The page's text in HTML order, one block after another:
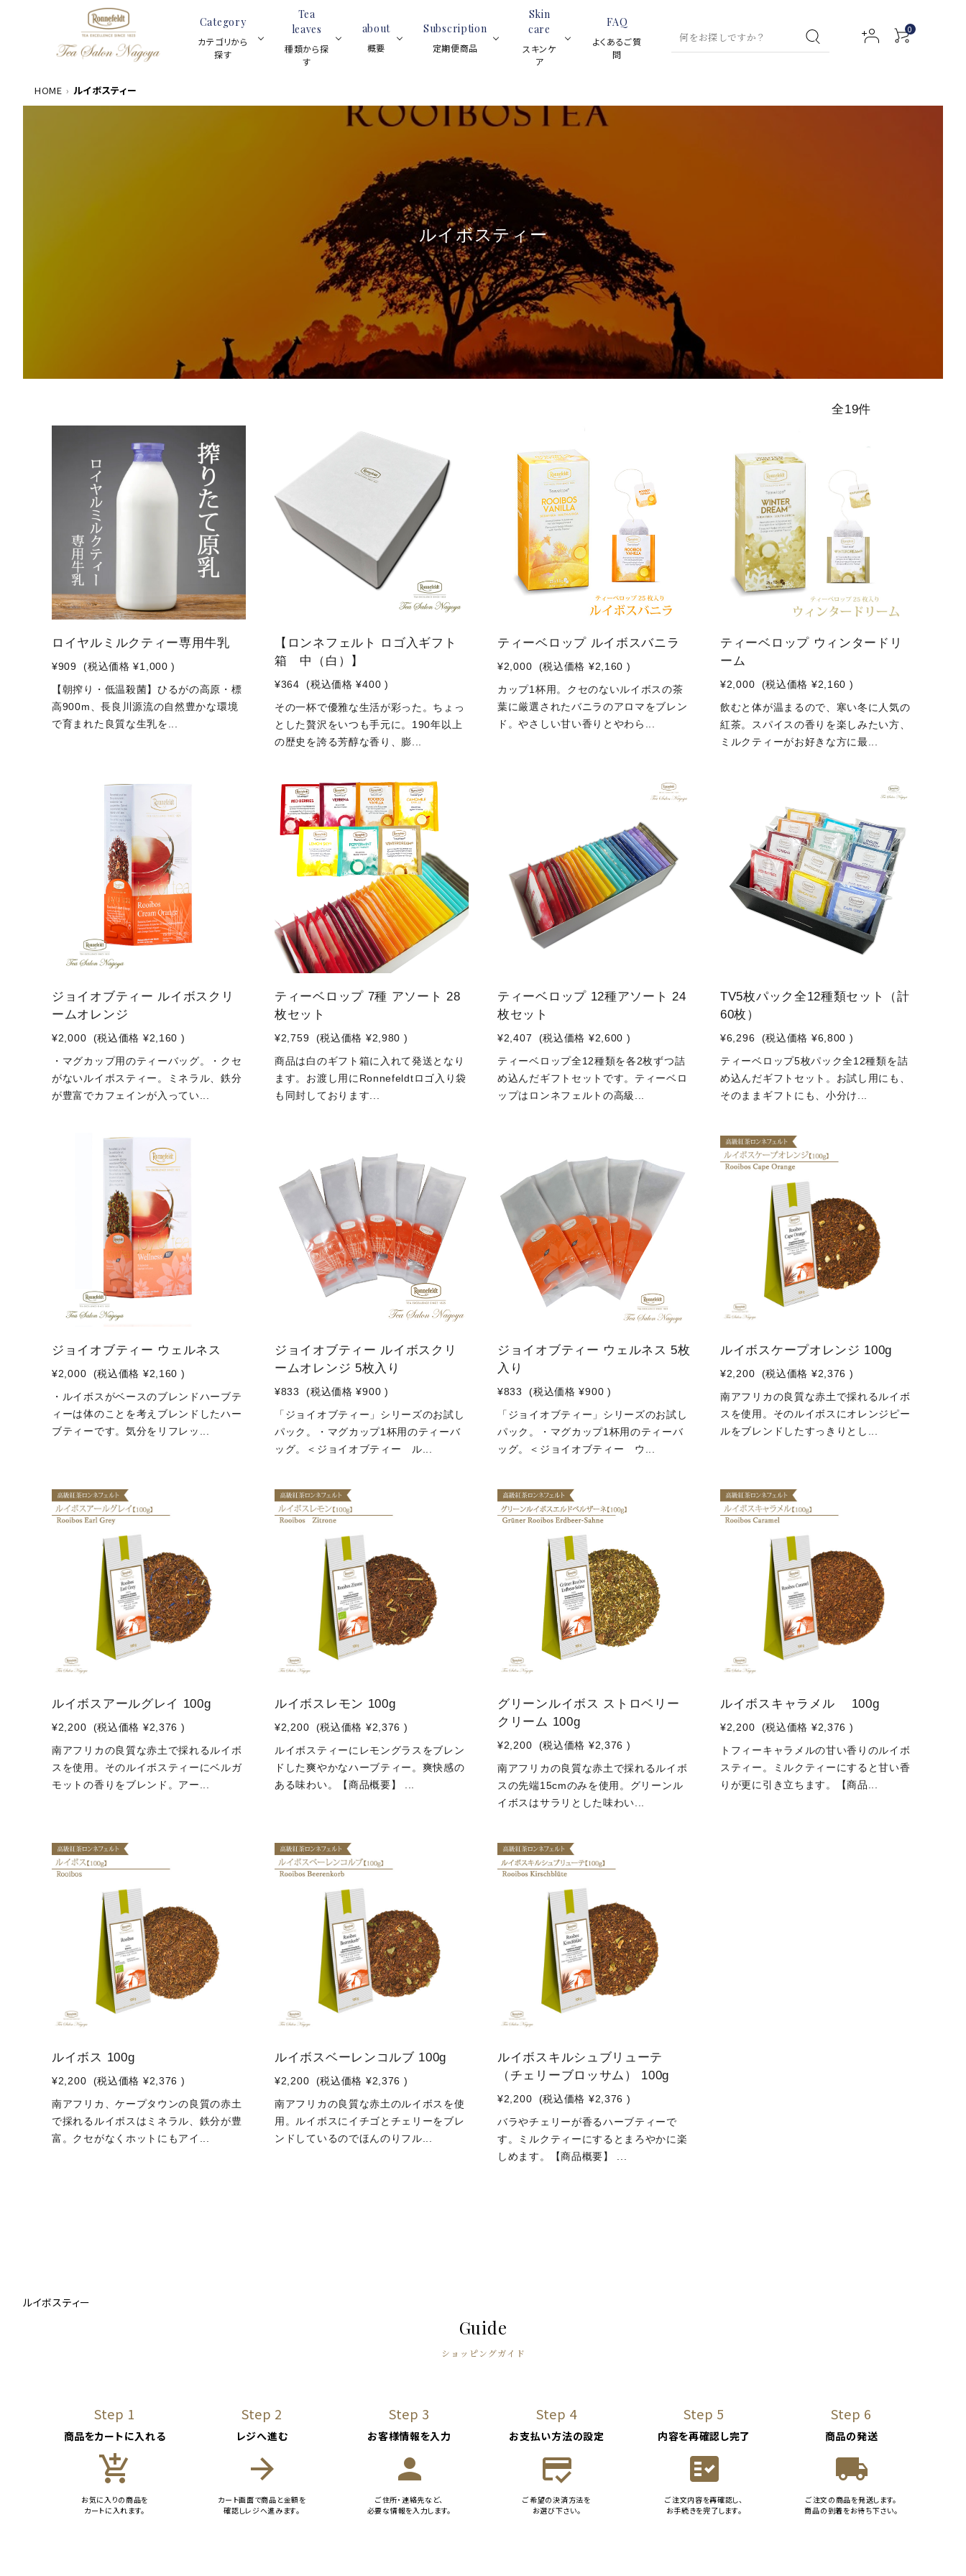
Category
カテゴリから
探す
スイーツ
ティーベロップ
(ティーバッグ)
(マグカップ用ティーバッ
グ)
スキンケア用品 プチギフト
Tea
leaves
種類から探
す
ブラックティー フレーバーティー
ハーブティー ルイボスティー
レモンティー アイスティー
ノンカフェイン
シーズンティー
ハイグレードティー
about
概要
ンについて
と歴史
Subscription
定期便商品
紅茶全般
フルーツハー
ブティー
ハーブティー
ミルクティー レモンティー
マタニティ
ティー
ティーベロッ
ジョイオブテ
Skin
care
スキンケ
ア
ネイル
オイル
セラム
ネイル
FAQ
よくあるご質
問
0
プライバシーポリシー
特定商取引法について
お問い合わせ
HOME ルイボスティー
ルイボスティー
全19件
ロイヤルミルクティー専用牛乳
¥909 (税込価格 ¥1,000 )
【朝搾り・低温殺菌】ひるがの高原・標
高900m、長良川源流の自然豊かな環境
で育まれた良質な生乳を...
【ロンネフェルト ロゴ入ギフト
箱 中（白）】
¥364 (税込価格 ¥400 )
その一杯で優雅な生活が彩った。ちょっ
とした贅沢をいつも手元に。190年以上
の歴史を誇る芳醇な香り、膨...
ティーベロップ ルイボスバニラ
¥2,000 (税込価格 ¥2,160 )
カップ1杯用。クセのないルイボスの茶
葉に厳選されたバニラのアロマをブレン
ド。やさしい甘い香りとやわら...
ティーベロップ ウィンタードリ
ーム
¥2,000 (税込価格 ¥2,160 )
飲むと体が温まるので、寒い冬に人気の
紅茶。スパイスの香りを楽しみたい方、
ミルクティーがお好きな方に最...
ジョイオブティー ルイボスクリ
ームオレンジ
¥2,000 (税込価格 ¥2,160 )
・マグカップ用のティーバッグ。・クセ
がないルイボスティー。ミネラル、鉄分
が豊富でカフェインが入ってい...
ティーベロップ 7種 アソート 28
枚セット
¥2,759 (税込価格 ¥2,980 )
商品は白のギフト箱に入れて発送となり
ます。お渡し用にRonnefeldtロゴ入り袋
も同封しております...
ティーベロップ 12種アソート 24
枚セット
¥2,407 (税込価格 ¥2,600 )
ティーベロップ全12種類を各2枚ずつ詰
め込んだギフトセットです。ティーベロ
ップはロンネフェルトの高級...
TV5枚パック全12種類セット（計
60枚）
¥6,296 (税込価格 ¥6,800 )
ティーベロップ5枚パック全12種類を詰
め込んだギフトセット。お試し用にも、
そのままギフトにも、小分け...
ジョイオブティー ウェルネス
¥2,000 (税込価格 ¥2,160 )
・ルイボスがベースのブレンドハーブテ
ィーは体のことを考えブレンドしたハー
ブティーです。気分をリフレッ...
ジョイオブティー ルイボスクリ
ームオレンジ 5枚入り
¥833 (税込価格 ¥900 )
「ジョイオブティー」シリーズのお試し
パック。・マグカップ1杯用のティーバ
ッグ。＜ジョイオブティー ル...
ジョイオブティー ウェルネス 5枚
入り
¥833 (税込価格 ¥900 )
「ジョイオブティー」シリーズのお試し
パック。・マグカップ1杯用のティーバ
ッグ。＜ジョイオブティー ウ...
ルイボスケープオレンジ 100g
¥2,200 (税込価格 ¥2,376 )
南アフリカの良質な赤土で採れるルイボ
スを使用。そのルイボスにオレンジピー
ルをブレンドしたすっきりとし...
ルイボスアールグレイ 100g
¥2,200 (税込価格 ¥2,376 )
南アフリカの良質な赤土で採れるルイボ
スを使用。そのルイボスティーにベルガ
モットの香りをブレンド。アー...
ルイボスレモン 100g
¥2,200 (税込価格 ¥2,376 )
ルイボスティーにレモングラスをブレン
ドした爽やかなハーブティー。爽快感の
ある味わい。【商品概要】 ...
グリーンルイボス ストロベリー
クリーム 100g
¥2,200 (税込価格 ¥2,376 )
南アフリカの良質な赤土で採れるルイボ
スの先端15cmのみを使用。グリーンル
イボスはサラリとした味わい...
ルイボスキャラメル 100g
¥2,200 (税込価格 ¥2,376 )
トフィーキャラメルの甘い香りのルイボ
スティー。ミルクティーにすると甘い香
りが更に引き立ちます。【商品...
ルイボス 100g
¥2,200 (税込価格 ¥2,376 )
南アフリカ、ケープタウンの良質の赤土
で採れるルイボスはミネラル、鉄分が豊
富。クセがなくホットにもアイ...
ルイボスベーレンコルブ 100g
¥2,200 (税込価格 ¥2,376 )
南アフリカの良質な赤土のルイボスを使
用。ルイボスにイチゴとチェリーをブレ
ンドしているのでほんのりフル...
ルイボスキルシュブリューテ
（チェリーブロッサム） 100g
¥2,200 (税込価格 ¥2,376 )
バラやチェリーが香るハーブティーで
す。ミルクティーにするとまろやかに楽
しめます。【商品概要】 ...
ルイボスティー
Guide
ショッピングガイド
Step 1
商品をカートに入れる
add_shopping_cart
お気に入りの商品を
カートに入れます。
Step 2
レジへ進む
arrow_forward
カート画面で商品と金額を
確認しレジへ進みます。
Step 3
お客様情報を入力
person
ご住所・連絡先など、
必要な情報を入力します。
Step 4
お支払い方法の設定
credit_score
ご希望の決済方法を
お選び下さい。
Step 5
内容を再確認し完了
fact_check
ご注文内容を再確認し、
お手続きを完了します。
Step 6
商品の発送
local_shipping
ご注文の商品を発送します。
商品の到着をお待ち下さい。